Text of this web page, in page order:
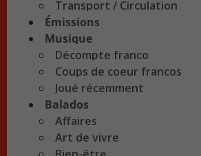
Transport / Circulation
Émissions
Musique
Décompte franco
Coups de coeur francos
Joué récemment
Balados
Affaires
Art de vivre